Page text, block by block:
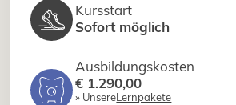
Kursstart
Sofort möglich
Ausbildungskosten
€ 1.290,00
» UnsereLernpakete